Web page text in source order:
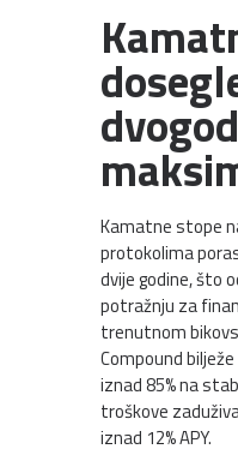
Kamatne stope
protokolima
dvije godine, što
potražnju za
trenutnom
Compound
iznad 85% na
troškove
iznad 12% APY.